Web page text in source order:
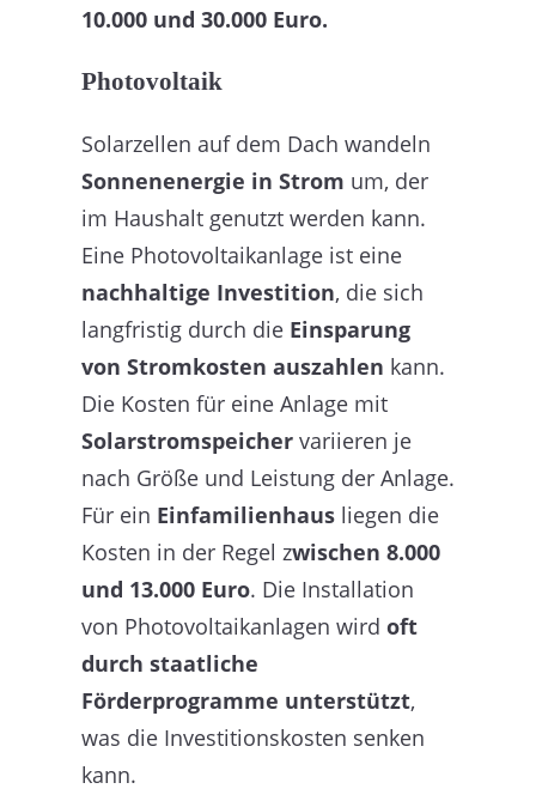
10.000 und 30.000 Euro.
Photovoltaik
Solarzellen auf dem Dach wandeln
Sonnenenergie in Strom um, der
im Haushalt genutzt werden kann.
Eine Photovoltaikanlage ist eine
nachhaltige Investition, die sich
langfristig durch die Einsparung
von Stromkosten auszahlen kann.
Die Kosten für eine Anlage mit
Solarstromspeicher variieren je
nach Größe und Leistung der Anlage.
Für ein Einfamilienhaus liegen die
Kosten in der Regel zwischen 8.000
und 13.000 Euro. Die Installation
von Photovoltaikanlagen wird oft
durch staatliche
Förderprogramme unterstützt,
was die Investitionskosten senken
kann.